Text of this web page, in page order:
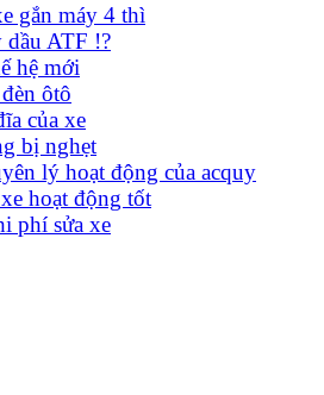
gắn máy 4 thì
dầu ATF !?
hệ mới
ôtô
của xe
bị nghẹt
lý hoạt động của acquy
hoạt động tốt
phí sửa xe